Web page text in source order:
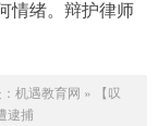
情绪。辩护律师
机遇教育网 »
【叹
逮捕